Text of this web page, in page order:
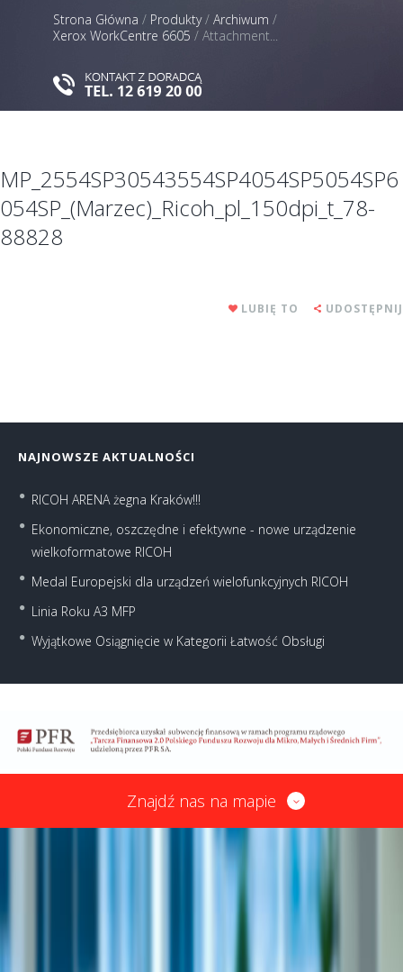
Strona Główna / Produkty/ Archiwum /
Xerox WorkCentre 6605 / Attachment...
MP_2554SP30543554SP4054SP5054SP6
054SP_(Marzec)_Ricoh_pl_150dpi_t_78-
88828
LUBIĘ TO UDOSTĘPNIJ
NAJNOWSZE AKTUALNOŚCI
RICOH ARENA żegna Kraków!!!
Ekonomiczne, oszczędne i efektywne - nowe urządzenie
wielkoformatowe RICOH
Medal Europejski dla urządzeń wielofunkcyjnych RICOH
Linia Roku A3 MFP
Wyjątkowe Osiągnięcie w Kategorii Łatwość Obsługi
Znajdź nas na mapie